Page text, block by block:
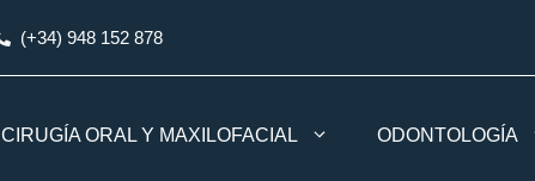
(+34) 948 152 878
CIRUGÍA ORAL Y MAXILOFACIAL ODONTOLOGÍA